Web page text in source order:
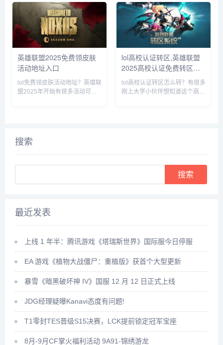
齐赴这座荣耀争锋场！ 2025天
梯巅峰战年度总决赛线下赛将
至，...
英雄联盟2025免费领皮肤
活动地址入口
lol免费领皮肤活动地址？英雄联
盟2025年开始有很多活动可以
lol高校认证转区,英雄联盟
2025高校认证免费转区操
作方法介绍
lol高校认证转区怎么转？有很多
刚上大学小伙伴想知道这个高校
搜索
最近发表
上线 1 年半：腾讯游戏《塔瑞斯世界》国际服今日停服
EA 游戏《植物大战僵尸：重植版》获首个大型更新
暴雪《暗黑破坏神 IV》国服 12 月 12 日正式上线
JDG经理疑曝Kanavi态度有问题!
T1零封TES晋级S15决赛，LCK提前锁定冠军宝座
8月-9月CF掌火福利活动 9A91-锦绣游龙